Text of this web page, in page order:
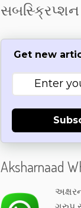
સબસ્ક્રિપ્શન
Get new
Aksharnaad